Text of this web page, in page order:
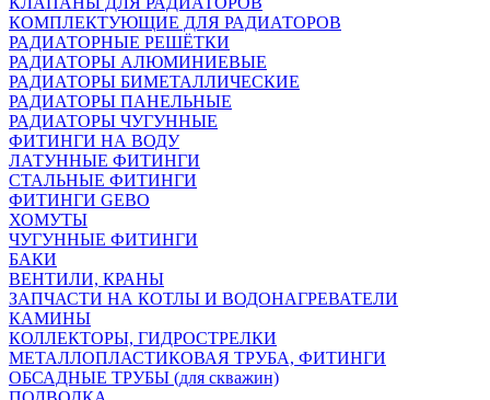
КОМПЛЕКТУЮЩИЕ ДЛЯ РАДИАТОРОВ
РАДИАТОРНЫЕ РЕШЁТКИ
РАДИАТОРЫ АЛЮМИНИЕВЫЕ
РАДИАТОРЫ БИМЕТАЛЛИЧЕСКИЕ
РАДИАТОРЫ ПАНЕЛЬНЫЕ
РАДИАТОРЫ ЧУГУННЫЕ
ФИТИНГИ НА ВОДУ
ЛАТУННЫЕ ФИТИНГИ
СТАЛЬНЫЕ ФИТИНГИ
ФИТИНГИ GEBO
ХОМУТЫ
ЧУГУННЫЕ ФИТИНГИ
БАКИ
ВЕНТИЛИ, КРАНЫ
ЗАПЧАСТИ НА КОТЛЫ И ВОДОНАГРЕВАТЕЛИ
КАМИНЫ
КОЛЛЕКТОРЫ, ГИДРОСТРЕЛКИ
МЕТАЛЛОПЛАСТИКОВАЯ ТРУБА, ФИТИНГИ
ОБСАДНЫЕ ТРУБЫ (для скважин)